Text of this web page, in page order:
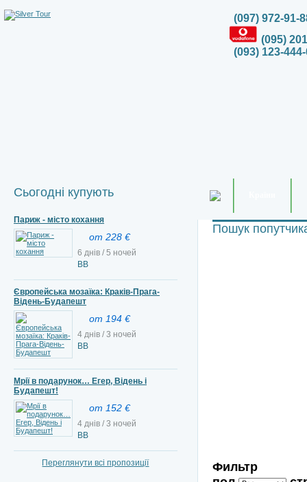
(097) 972-91-
(095)
(093) 123-
Пошук
Фильтр
Сьогодні купують
Париж - місто кохання
от 228 €
6 днів / 5 ночей
ВВ
Європейська мозаїка: Краків-Прага-
Відень-Будапешт
от 194 €
4 днів / 3 ночей
ВВ
Мрії в подарунок… Егер, Відень і
Будапешт!
от 152 €
4 днів / 3 ночей
BB
Переглянути всі пропозиції